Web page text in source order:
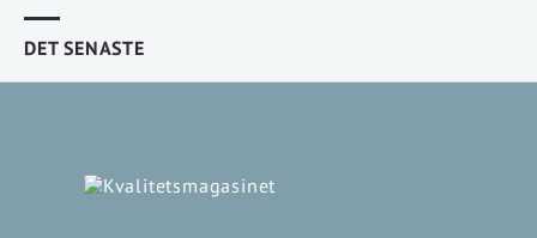
DET SENASTE